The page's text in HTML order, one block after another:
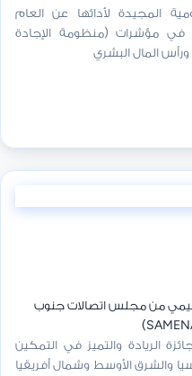
المجيدة لأدائها عن العام
في مؤشرات (منظومة الإجادة
المال البشري
من مجلس اتصالات جنوب
الريادة والتميز في التمكين
والشرق الأوسط وشمال أفريقيا